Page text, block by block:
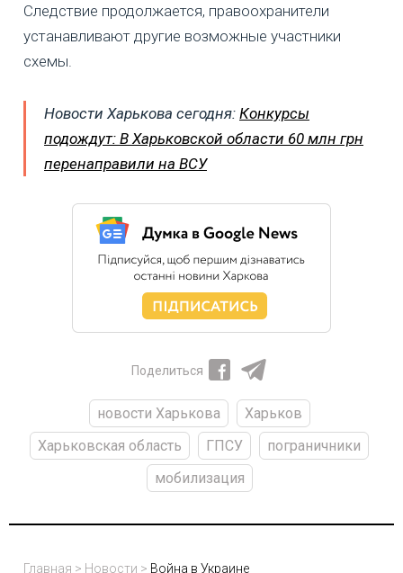
Следствие продолжается, правоохранители
устанавливают другие возможные участники
схемы.
Новости Харькова сегодня: Конкурсы
подождут: В Харьковской области 60 млн грн
перенаправили на ВСУ
Поделиться
новости Харькова
Харьков
Харьковская область
ГПСУ
пограничники
мобилизация
Главная > Новости > Война в Украине